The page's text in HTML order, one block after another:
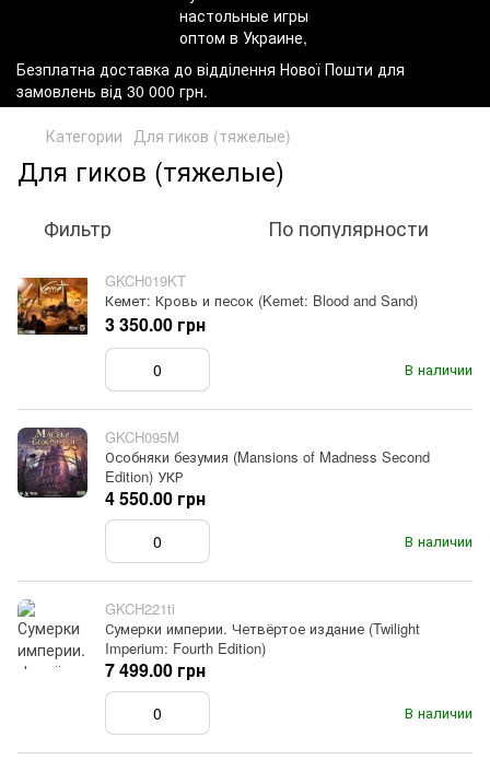
Безплатна доставка до відділення Нової Пошти для
замовлень від 30 000 грн.
Категории Для гиков (тяжелые)
Для гиков (тяжелые)
Фильтр По популярности
GKCH019KT
Кемет: Кровь и песок (Kemet: Blood and Sand)
В наличии
3 350.00 грн
GKCH095M
Особняки безумия (Mansions of Madness Second
Edition) УКР
В наличии
4 550.00 грн
GKCH221ti
Сумерки империи. Четвёртое издание (Twilight
Imperium: Fourth Edition)
В наличии
7 499.00 грн